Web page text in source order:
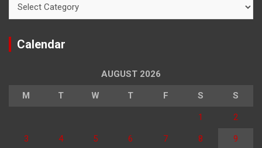
Calendar
AUGUST 2026
M T W T F S S
1 2
3 4 5 6 7 8 9